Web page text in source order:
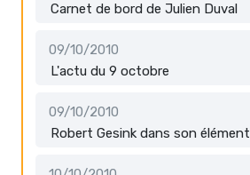
Carnet de bord de Julien Duval
09/10/2010
L'actu du 9 octobre
09/10/2010
Robert Gesink dans son élément